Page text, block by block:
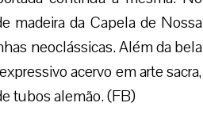
madeira da Capela de Nossa
neoclássicas. Além da bela
acervo em arte sacra,
tubos alemão. (FB)